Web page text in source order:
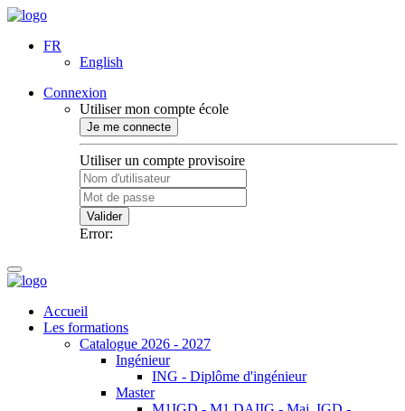
FR
English
Connexion
Utiliser mon compte école
Je me connecte
Utiliser un compte provisoire
Valider
Error:
Accueil
Les formations
Catalogue 2026 - 2027
Ingénieur
ING - Diplôme d'ingénieur
Master